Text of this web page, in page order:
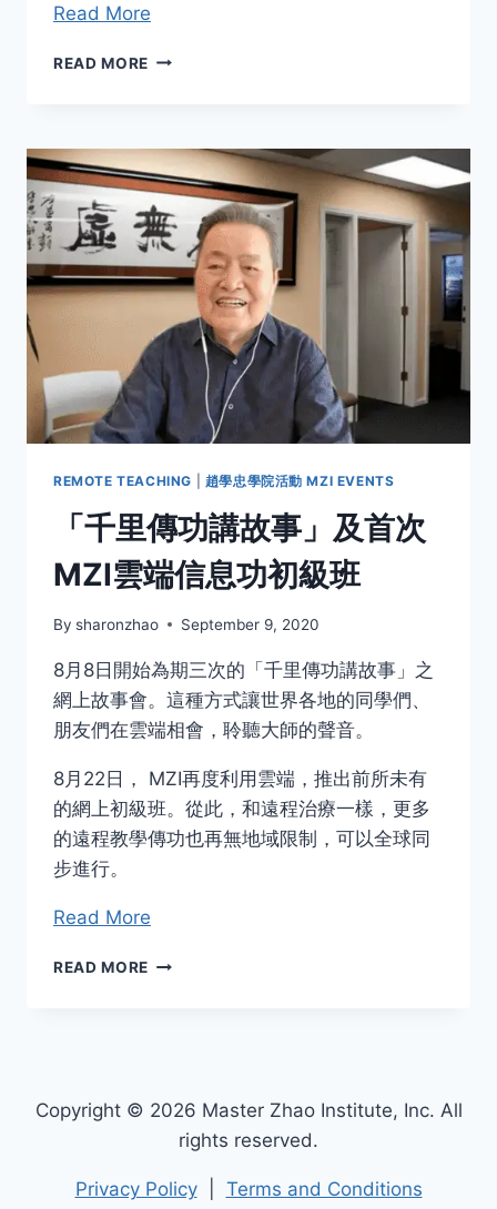
Read More
READ MORE 大
REMOTE TEACHING 趙學忠學院活動 MZI EVENTS
「千里傳功講故事」及首次
MZI雲端信息功初級班
By sharonzhao September 9, 2020
8月8日開始為期三次的「千里傳功講故事」之
網上故事會。這種方式讓世界各地的同學們、
朋友們在雲端相會，聆聽大師的聲音。
8月22日， MZI再度利用雲端，推出前所未有
的網上初級班。從此，和遠程治療一樣，更多
的遠程教學傳功也再無地域限制，可以全球同
步進行。
Read More
READ MORE 「千
事」
MZI
Copyright © 2026 Master Zhao Institute, Inc. All
rights reserved.
Privacy Policy| Terms and Conditions